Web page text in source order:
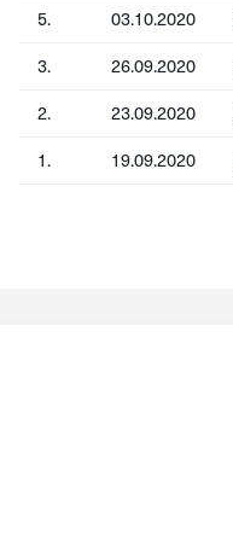
5. 03.10.2020
3. 26.09.2020
2. 23.09.2020
1. 19.09.2020